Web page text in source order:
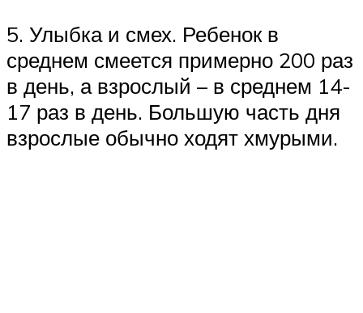
5. Улыбка и смех. Ребенок в
среднем смеется примерно 200 раз
в день, а взрослый – в среднем 14-
17 раз в день. Большую часть дня
взрослые обычно ходят хмурыми.